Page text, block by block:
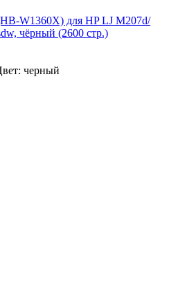
W1360X) для HP LJ M207d/
чёрный (2600 стр.)
черный